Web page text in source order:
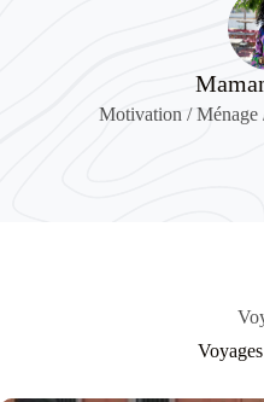
Motivation / Ménage